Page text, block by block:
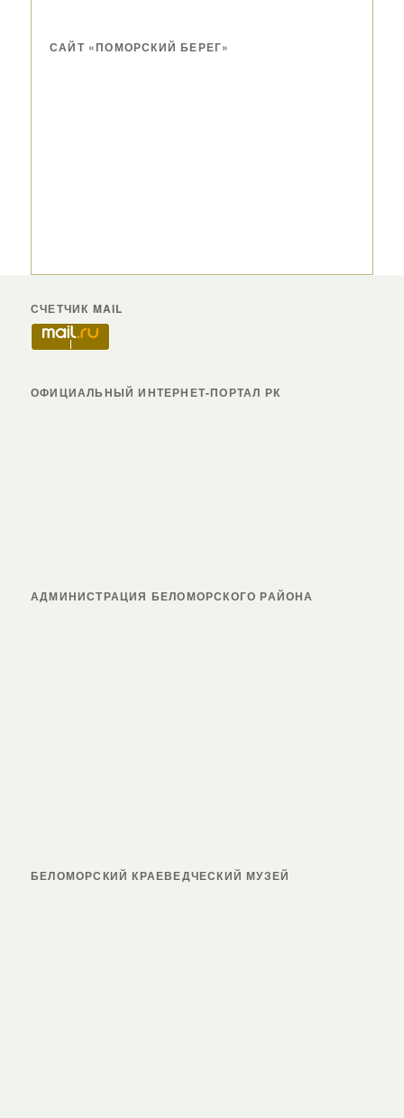
САЙТ «ПОМОРСКИЙ БЕРЕГ»
СЧЕТЧИК MAIL
ОФИЦИАЛЬНЫЙ ИНТЕРНЕТ-ПОРТАЛ РК
АДМИНИСТРАЦИЯ БЕЛОМОРСКОГО РАЙОНА
БЕЛОМОРСКИЙ КРАЕВЕДЧЕСКИЙ МУЗЕЙ